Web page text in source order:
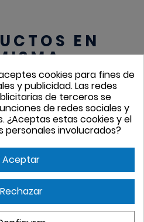
EN
cookies para fines de
y publicidad. Las redes
de terceros se
de redes sociales y
¿Aceptas estas cookies y el
involucrados?
Aceptar
Rechazar